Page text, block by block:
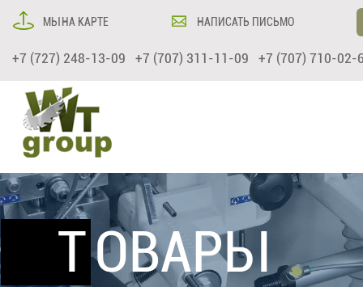
МЫ НА КАРТЕ НАПИСАТЬ ПИСЬМО
+7 (727) 248-13-09 +7 (707) 311-11-09 +7 (707) 710-02-
ТОВАРЫ